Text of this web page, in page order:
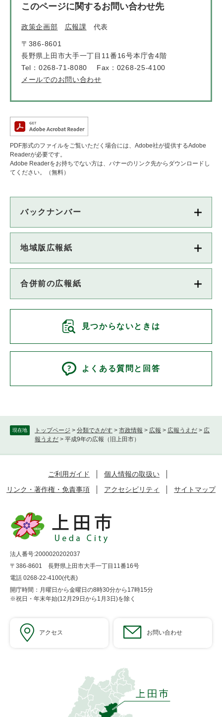
現在地 トップページ > 分類でさがす > 市政情報 > 広報 > 広報うえだ > 広
報うえだ > 平成9年の広報（旧上田市）
このページに関するお問い合わせ先
政策企画部 広報課 代表
〒386-8601
長野県上田市大手一丁目11番16号本庁舎4階
Tel：0268-71-8080
Fax：0268-25-4100
メールでのお問い合わせ
PDF形式のファイルをご覧いただく場合には、Adobe社が提供するAdobe
Readerが必要です。
Adobe Readerをお持ちでない方は、バナーのリンク先からダウンロードし
てください。（無料）
バックナンバー
地域版広報紙
合併前の広報紙
見つからないときは
よくある質問と回答
ご利用ガイド
個人情報の取扱い
リンク・著作権・免責事項
アクセシビリティ サイトマップ
法人番号:2000020202037
〒386-8601 長野県上田市大手一丁目11番16号
電話 0268-22-4100(代表)
開庁時間：月曜日から金曜日の8時30分から17時15分
※祝日・年末年始(12月29日から1月3日)を除く
アクセス お問い合わせ